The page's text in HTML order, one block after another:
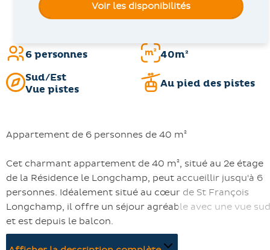
6 personnes
40m²
Sud/Est
Vue pistes
Au pied des pistes
Appartement de 6 personnes de 40 m²
Cet charmant appartement de 40 m², situé au 2e étage
de la Résidence le Longchamp, peut accueillir jusqu'à 6
personnes. Idéalement situé au cœur de St François
Longchamp, il offre un séjour agréable avec une vue sud
et est depuis le balcon.
Voir les disponibilités